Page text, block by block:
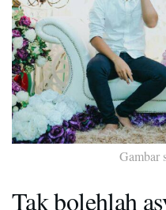
Gambar
Tak bolehlah